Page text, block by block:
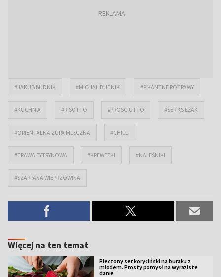
#JAKUB BUDNIK #MICHAŁ BUDNIK #PIKANTNE POTRAWY
#KUCHNIA #RISOTTO #PROSCIUTTO #SER KSIĘŻAK
#ORIENTALNA ZUPA MLECZNA #CHILLI
#TRAWA CYTRYNOWA #KREWETKI #NALEŚNIKI
#SZARPANA WIEPRZOWINA
Więcej na ten temat
Pieczony ser koryciński na buraku z
miodem. Prosty pomysł na wyraziste
danie